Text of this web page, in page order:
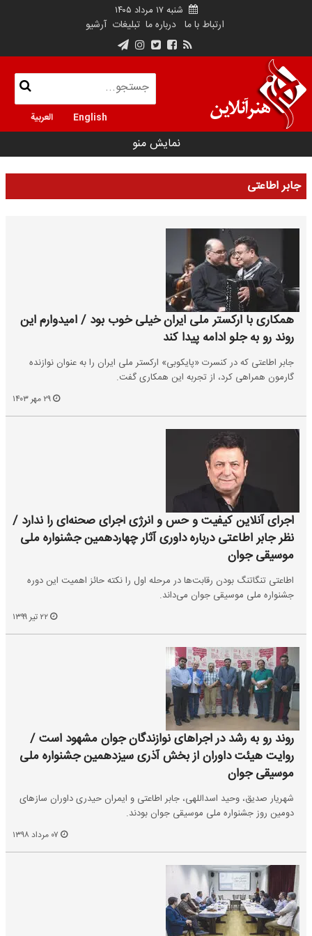
شنبه ۱۷ مرداد ۱۴۰۵
ارتباط با ما درباره ما تبلیغات آرشیو
English العربية
نمایش منو
جابر اطاعتی
همکاری با ارکستر ملی ایران خیلی خوب بود / امیدوارم این
روند رو به جلو ادامه پیدا کند
جابر اطاعتی که در کنسرت «پایکوبی» ارکستر ملی ایران را به عنوان نوازنده
گارمون همراهی کرد، از تجربه این همکاری گفت.
اجرای آنلاین کیفیت و حس و انرژی اجرای صحنه‌ای را ندارد /
نظر جابر اطاعتی درباره داوری آثار چهاردهمین جشنواره ملی
موسیقی جوان
اطاعتی تنگاتنگ بودن رقابت‌ها در مرحله اول را نکته حائز اهمیت این دوره
جشنواره ملی موسیقی جوان می‌داند.
روند رو‌ به ‌رشد در اجراهای نوازندگان جوان مشهود است /
روایت هیئت داوران از بخش آذری سیزدهمین جشنواره ملی
موسیقی جوان
شهریار صدیق، وحید اسداللهی، جابر اطاعتی و ایمران حیدری داوران سازهای
دومین روز جشنواره ملی موسیقی جوان بودند.